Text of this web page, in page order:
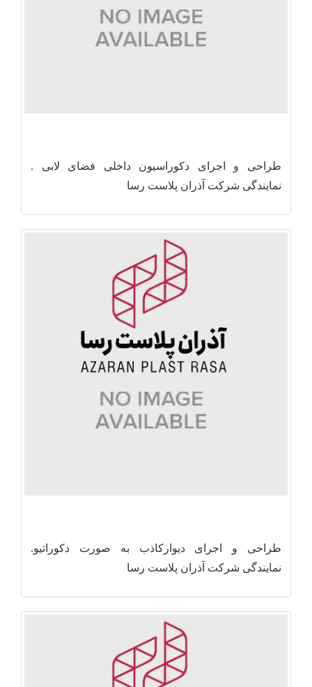
طراحی و اجرای دکوراسیون داخلی فضای لابی .
نمایندگی شرکت آذران پلاست رسا
طراحی و اجرای دیوارکاذب به صورت دکوراتیو.
نمایندگی شرکت آذران پلاست رسا